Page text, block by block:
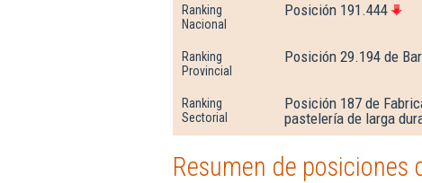
Ranking
Nacional
Posición 191.444
Ranking
Provincial
Posición 29.194 de
Ranking
Sectorial
Posición 187 de
pastelería de larga
Resumen de posiciones